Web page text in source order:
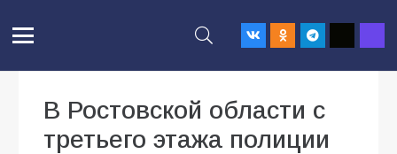
В Ростовской области с
третьего этажа полиции